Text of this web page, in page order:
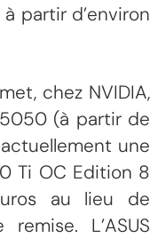
partir d’environ
chez NVIDIA,
5050 (à partir de
une
Ti OC Edition 8
au lieu de
L’ASUS